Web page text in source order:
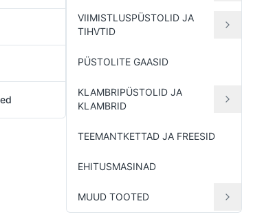
VIIMISTLUSPÜSTOLID JA
TIHVTID
PÜSTOLITE GAASID
KLAMBRIPÜSTOLID JA
KLAMBRID
TEEMANTKETTAD JA FREESID
EHITUSMASINAD
MUUD TOOTED